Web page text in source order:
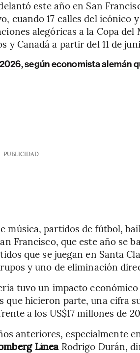
este año en San
cuando 17 calles del icónico
alegóricas a la Copa del
y Canadá a partir del 11 de
según economista alemán
PUBLICIDAD
música, partidos de fútbol,
Francisco, que este año se
que se juegan en Santa
y uno de eliminación
tuvo un impacto económico
que hicieron parte, una cifra
a los US$17 millones de
anteriores, especialmente
LíneaRodrigo Durán,